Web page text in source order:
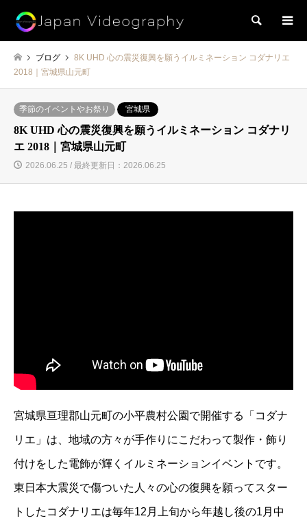
検索
ブログ
8K UHD 心の震災復興を願うイルミネーション コダナリエ
2018｜宮城県山元町
季節のイベントやお祭り 宮城県
8K UHD 心の震災復興を願うイルミネーション コダナリ
エ 2018｜宮城県山元町
2026.06.25 / 最終更新日：2026.06.25
宮城県亘理郡山元町の小平農村公園で開催する「コダナ
リエ」は、地域の方々が手作りにこだわって製作・飾り
付けをした電飾が輝くイルミネーションイベントです。
東日本大震災で傷ついた人々の心の復興を願ってスター
トしたコダナリエは毎年12月上旬から年越し後の1月中